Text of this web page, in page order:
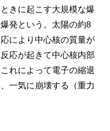
きに起こす大規模な爆
発という。太陽の約8
により中心核の質量が
応が起きて中心核内部
れによって電子の縮退
一気に崩壊する（重力